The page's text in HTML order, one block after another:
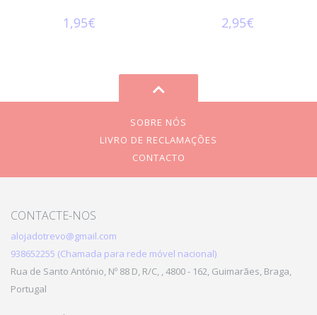
1,95€ 2,95€
SOBRE NÓS
LIVRO DE RECLAMAÇÕES
CONTACTO
CONTACTE-NOS
alojadotrevo@gmail.com
938652255 (Chamada para rede móvel nacional)
Rua de Santo António, Nº 88 D, R/C, , 4800 - 162, Guimarães, Braga,
Portugal